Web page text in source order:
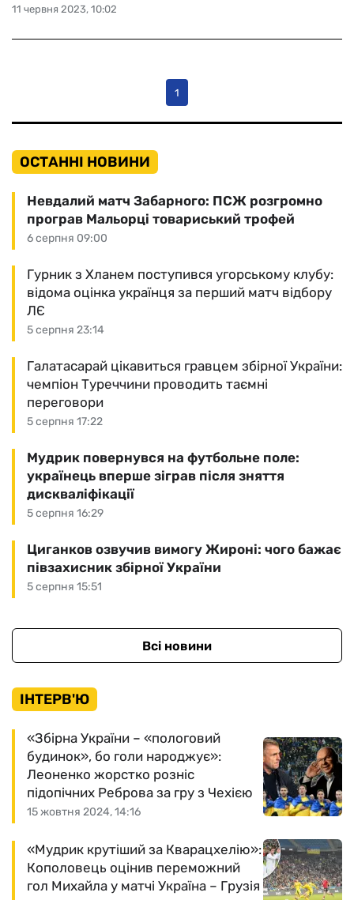
11 червня 2023, 10:02
1
ОСТАННІ НОВИНИ
6 серпня 09:00
Невдалий матч Забарного: ПСЖ розгромно
програв Мальорці товариський трофей
5 серпня 23:14
Гурник з Хланем поступився угорському клубу:
відома оцінка українця за перший матч відбору
ЛЄ
5 серпня 17:22
Галатасарай цікавиться гравцем збірної України:
чемпіон Туреччини проводить таємні
переговори
5 серпня 16:29
Мудрик повернувся на футбольне поле:
українець вперше зіграв після зняття
дискваліфікації
5 серпня 15:51
Циганков озвучив вимогу Жироні: чого бажає
півзахисник збірної України
Всі новини
ІНТЕРВ'Ю
15 жовтня 2024, 14:16
«Збірна України – «пологовий
будинок», бо голи народжує»:
Леоненко жорстко розніс
підопічних Реброва за гру з Чехією
«Мудрик крутіший за Кварацхелію»:
Кополовець оцінив переможний
гол Михайла у матчі Україна – Грузія